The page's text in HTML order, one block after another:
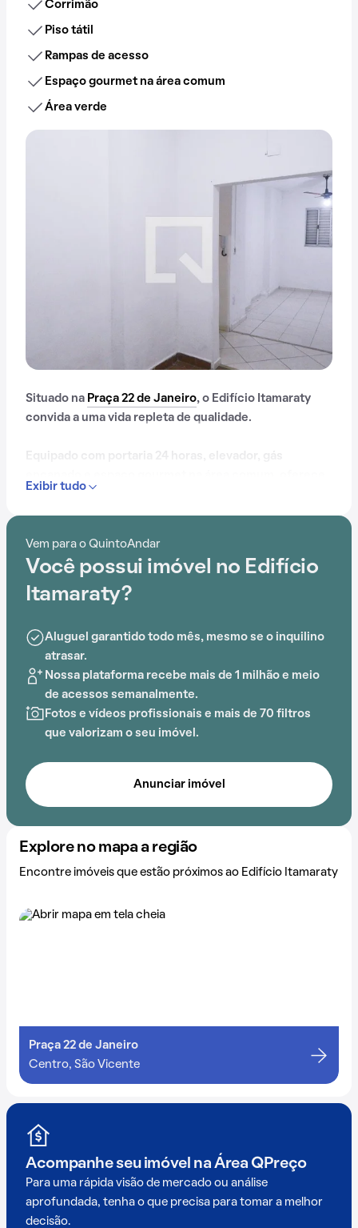
Corrimão
Piso tátil
Rampas de acesso
Espaço gourmet na área comum
Área verde
Situado na Praça 22 de Janeiro, o Edifício Itamaraty
convida a uma vida repleta de qualidade.
moradores.
Exibir tudo
Vem para o QuintoAndar
Você possui imóvel no Edifício
Itamaraty?
Aluguel garantido todo mês, mesmo se o inquilino
atrasar.
Nossa plataforma recebe mais de 1 milhão e meio
de acessos semanalmente.
Fotos e vídeos profissionais e mais de 70 filtros
que valorizam o seu imóvel.
Anunciar imóvel
Explore no mapa a região
Encontre imóveis que estão próximos ao Edifício Itamaraty
Praça 22 de Janeiro
Centro, São Vicente
Acompanhe seu imóvel na Área QPreço
Para uma rápida visão de mercado ou análise
aprofundada, tenha o que precisa para tomar a melhor
decisão.